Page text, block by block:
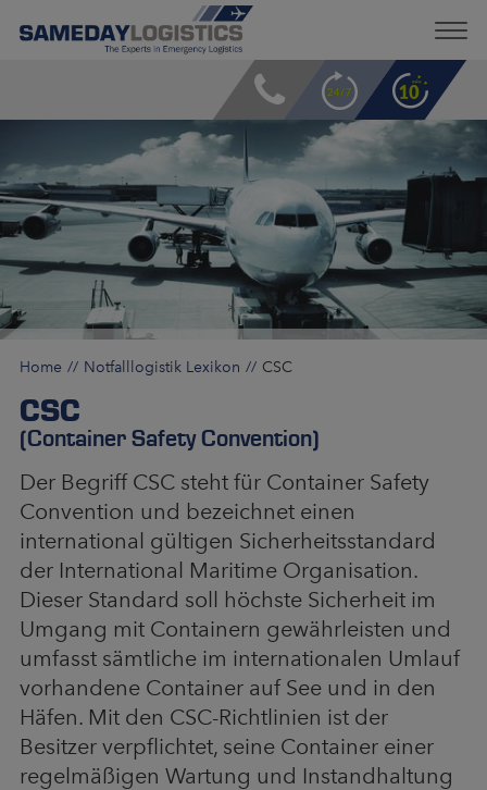
Home Notfalllogistik Lexikon CSC
CSC
(Container Safety Convention)
Der Begriff CSC steht für Container Safety
Convention und bezeichnet einen
international gültigen Sicherheitsstandard
der International Maritime Organisation.
Dieser Standard soll höchste Sicherheit im
Umgang mit Containern gewährleisten und
umfasst sämtliche im internationalen Umlauf
vorhandene Container auf See und in den
Häfen. Mit den CSC-Richtlinien ist der
Besitzer verpflichtet, seine Container einer
regelmäßigen Wartung und Instandhaltung